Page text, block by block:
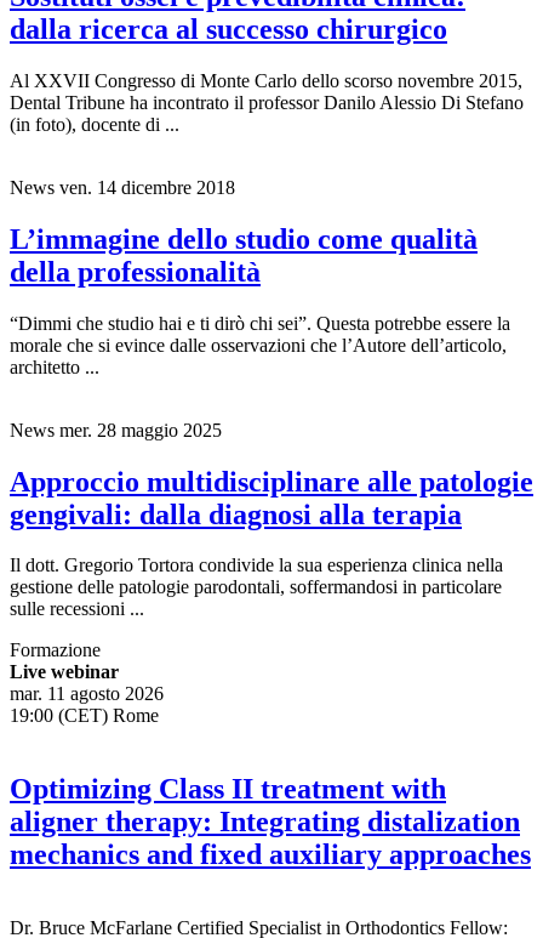
Sostituti ossei e prevedibilità clinica:
dalla ricerca al successo chirurgico
Al XXVII Congresso di Monte Carlo dello scorso novembre 2015,
Dental Tribune ha incontrato il professor Danilo Alessio Di Stefano
L’immagine dello studio come qualità
della professionalità
“Dimmi che studio hai e ti dirò chi sei”. Questa potrebbe essere la
morale che si evince dalle osservazioni che l’Autore dell’articolo,
Approccio multidisciplinare alle patologie
gengivali: dalla diagnosi alla terapia
Il dott. Gregorio Tortora condivide la sua esperienza clinica nella
gestione delle patologie parodontali, soffermandosi in particolare
Formazione
Live webinar
mar. 11 agosto 2026
Optimizing Class II treatment with
aligner therapy: Integrating distalization
mechanics and fixed auxiliary approaches